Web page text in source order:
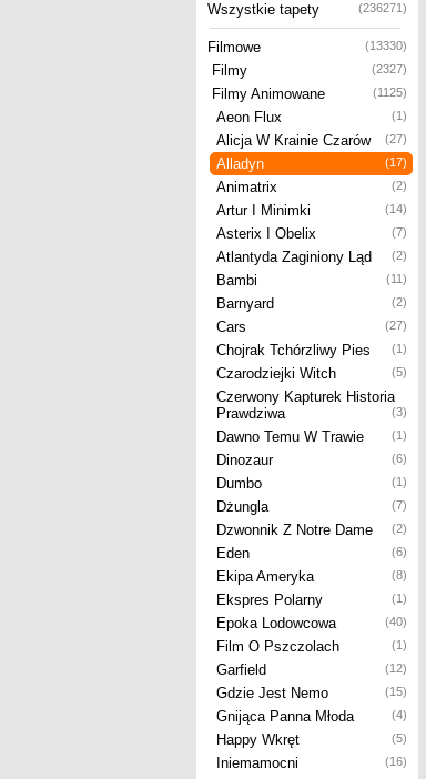
Wszystkie tapety (236271)
Filmowe (13330)
Filmy (2327)
Filmy Animowane (1125)
Aeon Flux (1)
Alicja W Krainie Czarów (27)
Alladyn (17)
Animatrix (2)
Artur I Minimki (14)
Asterix I Obelix (7)
Atlantyda Zaginiony Ląd (2)
Bambi (11)
Barnyard (2)
Cars (27)
Chojrak Tchórzliwy Pies (1)
Czarodziejki Witch (5)
Czerwony Kapturek Historia
Prawdziwa
(3)
Dawno Temu W Trawie (1)
Dinozaur (6)
Dumbo (1)
Dżungla (7)
Dzwonnik Z Notre Dame (2)
Eden (6)
Ekipa Ameryka (8)
Ekspres Polarny (1)
Epoka Lodowcowa (40)
Film O Pszczolach (1)
Garfield (12)
Gdzie Jest Nemo (15)
Gnijąca Panna Młoda (4)
Happy Wkręt (5)
Iniemamocni (16)